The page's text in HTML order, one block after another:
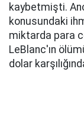
kaybetmişti.
konusundaki
miktarda para
LeBlanc'ın
dolar